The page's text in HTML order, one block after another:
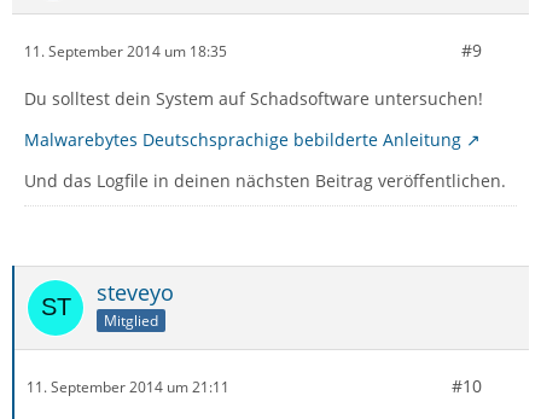
11. September 2014 um 18:35 #9
Du solltest dein System auf Schadsoftware untersuchen!
Malwarebytes Deutschsprachige bebilderte Anleitung
Und das Logfile in deinen nächsten Beitrag veröffentlichen.
steveyo
Mitglied
11. September 2014 um 21:11 #10